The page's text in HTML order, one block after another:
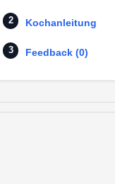
Kochanleitung
Feedback (0)